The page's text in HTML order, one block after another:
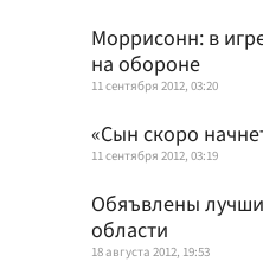
Моррисонн: в
на обороне
11 сентября 2012, 03:20
«Cын скоро
11 сентября 2012, 03:19
Обяъвлены
области
18 августа 2012, 19:53